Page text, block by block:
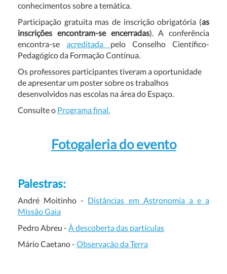
conhecimentos sobre a temática.
Participação gratuita mas de inscrição obrigatória (as
inscrições encontram-se encerradas). A conferência
encontra-seacreditada pelo Conselho Científico-
Pedagógico da Formação Contínua.
Os professores participantes tiveram a oportunidade
de apresentar um poster sobre os trabalhos
desenvolvidos nas escolas na área do Espaço.
Consulte o Programa final.
Fotogaleria do evento
Palestras:
André Moitinho - Distâncias em Astronomia a e a
Missão Gaia
Pedro Abreu - À descoberta das partículas
Mário Caetano - Observação da Terra